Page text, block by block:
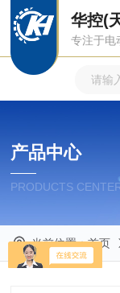
华控(
专注于电
产品中心
PRODUCTS
当前位置：首页